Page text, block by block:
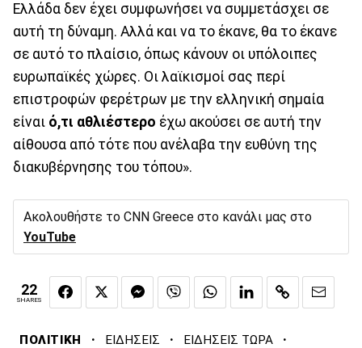
Ελλάδα δεν έχει συμφωνήσει να συμμετάσχει σε
αυτή τη δύναμη. Αλλά και να το έκανε, θα το έκανε
σε αυτό το πλαίσιο, όπως κάνουν οι υπόλοιπες
ευρωπαϊκές χώρες. Οι λαϊκισμοί σας περί
επιστροφών φερέτρων με την ελληνική σημαία
είναι ό,τι αθλιέστερο έχω ακούσει σε αυτή την
αίθουσα από τότε που ανέλαβα την ευθύνη της
διακυβέρνησης του τόπου».
Ακολουθήστε το CNN Greece στο κανάλι μας στο
YouTube
22
SHARES
ΠΟΛΙΤΙΚΗ · ΕΙΔΗΣΕΙΣ · ΕΙΔΗΣΕΙΣ ΤΩΡΑ ·